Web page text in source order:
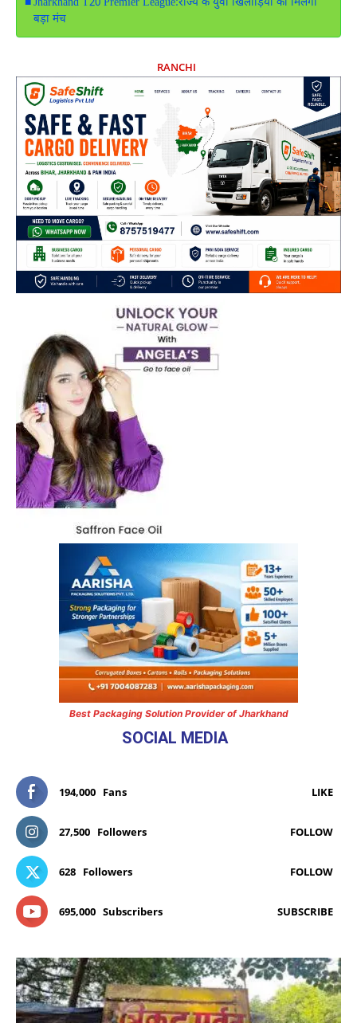
Jharkhand T20 Premier League:राज्य के युवा खिलाड़ियों को मिलेगा
बड़ा मंच
RANCHI
Best Packaging Solution Provider of Jharkhand
SOCIAL MEDIA
194,000 Fans LIKE
27,500 Followers FOLLOW
628 Followers FOLLOW
695,000 Subscribers SUBSCRIBE